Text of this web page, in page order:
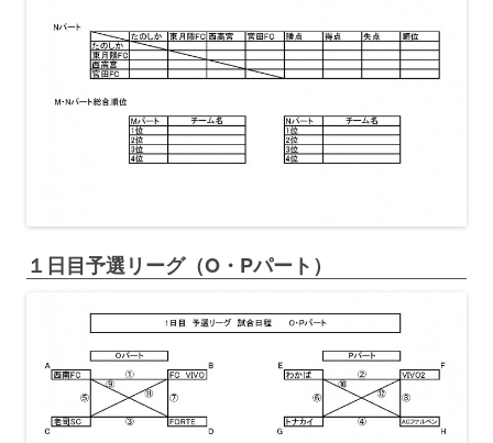
１日目予選リーグ（O・Pパート）